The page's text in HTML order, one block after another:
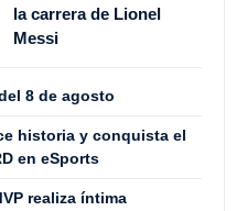
la carrera de Lionel
Messi
8 de agosto
historia y conquista el
en eSports
realiza íntima